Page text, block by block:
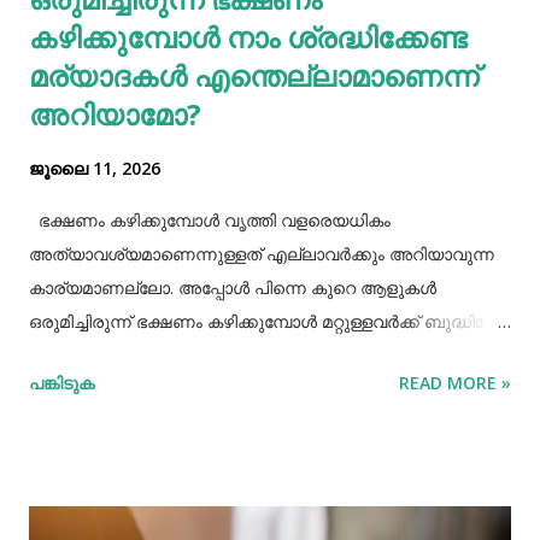
കഴിക്കുമ്പോൾ നാം ശ്രദ്ധിക്കേണ്ട
മര്യാദകൾ എന്തെല്ലാമാണെന്ന്
അറിയാമോ?
ജൂലൈ 11, 2026
ഭക്ഷണം കഴിക്കുമ്പോൾ വൃത്തി വളരെയധികം
അത്യാവശ്യമാണെന്നുള്ളത് എല്ലാവർക്കും അറിയാവുന്ന
കാര്യമാണല്ലോ. അപ്പോൾ പിന്നെ കുറെ ആളുകൾ
ഒരുമിച്ചിരുന്ന് ഭക്ഷണം കഴിക്കുമ്പോൾ മറ്റുള്ളവർക്ക് ബുദ്ധിമുട്ട്
ശ്രദ്ധിക്കേണ്ട ചില കാര്യങ്ങളുണ്ട്. ആദ്യമായി നമ്മൾ
കഴുകി ശുദ്ധിയാക്കേണ്ടതുണ്ട്. അതേപോലെ നമ്മുടെ
പങ്കിടുക READ MORE »